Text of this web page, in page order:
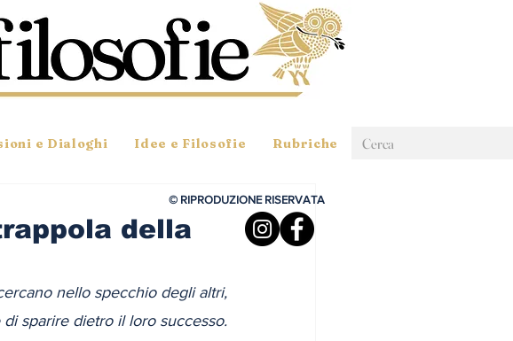
e Dialoghi Idee e Filosofie Rubriche
della
nello specchio degli altri,
sparire dietro il loro successo.
© RIPRODUZIONE RISERVATA